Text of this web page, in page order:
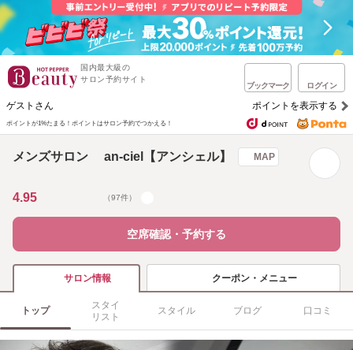
国内最大級の
サロン予約サイト
ブックマーク ログイン
ゲストさん ポイントを表示する
ポイントが1%たまる！ ポイントはサロン予約でつかえる！
メンズサロン an-ciel【アンシェル】 MAP
4.95 （97件）
空席確認・予約する
サロン情報 クーポン・メニュー
トップ
スタイ
リスト
スタイル ブログ 口コミ